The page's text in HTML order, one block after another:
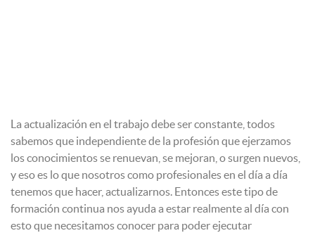
La actualización en el trabajo debe ser constante, todos
sabemos que independiente de la profesión que ejerzamos
los conocimientos se renuevan, se mejoran, o surgen nuevos,
y eso es lo que nosotros como profesionales en el día a día
tenemos que hacer, actualizarnos. Entonces este tipo de
formación continua nos ayuda a estar realmente al día con
esto que necesitamos conocer para poder ejecutar